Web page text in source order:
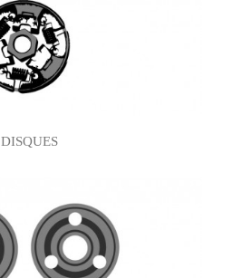
DISQUES